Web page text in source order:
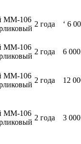
ММ-106
2 года ‘ 6
ММ-106
2 года 6 000
ММ-106
2 года 12
ММ-106
2 года 3 000